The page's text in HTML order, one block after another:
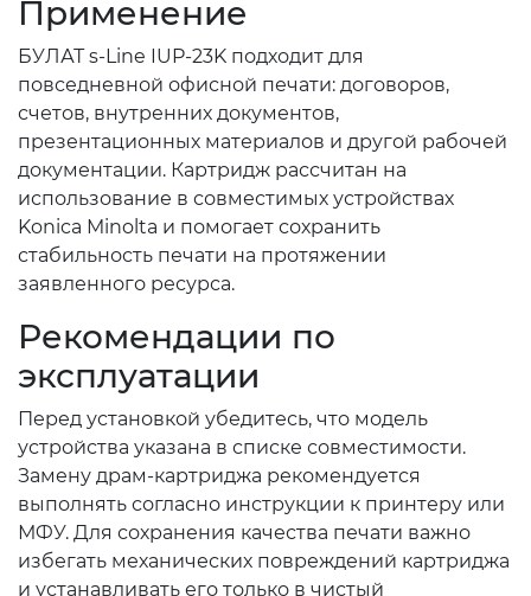
Применение
БУЛАТ s-Line IUP-23K подходит для
повседневной офисной печати: договоров,
счетов, внутренних документов,
презентационных материалов и другой рабочей
документации. Картридж рассчитан на
использование в совместимых устройствах
Konica Minolta и помогает сохранить
стабильность печати на протяжении
заявленного ресурса.
Рекомендации по
эксплуатации
Перед установкой убедитесь, что модель
устройства указана в списке совместимости.
Замену драм-картриджа рекомендуется
выполнять согласно инструкции к принтеру или
МФУ. Для сохранения качества печати важно
избегать механических повреждений картриджа
и устанавливать его только в чистый